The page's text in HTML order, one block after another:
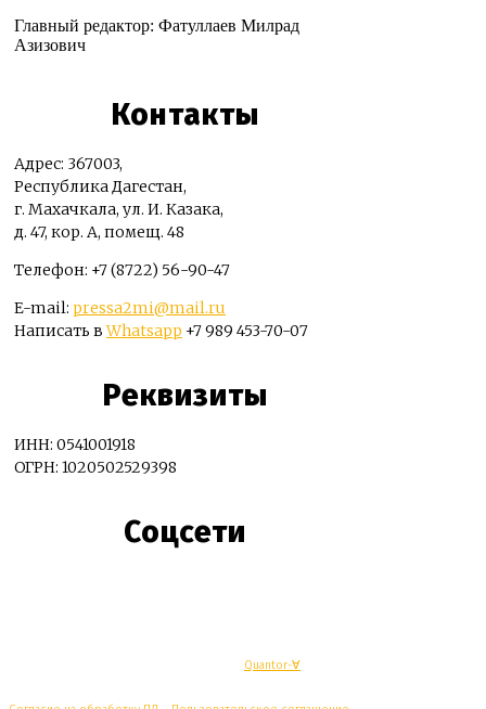
Главный редактор: Фатуллаев Милрад
Азизович
Контакты
Адрес: 367003,
Республика Дагестан,
г. Махачкала, ул. И. Казака,
д. 47, кор. А, помещ. 48
Телефон: +7 (8722) 56-90-47
E-mail: pressa2mi@mail.ru
Написать вWhatsapp +7 989 453-70-07
Реквизиты
ИНН: 0541001918
ОГРН: 1020502529398
Соцсети
Quantor-∀